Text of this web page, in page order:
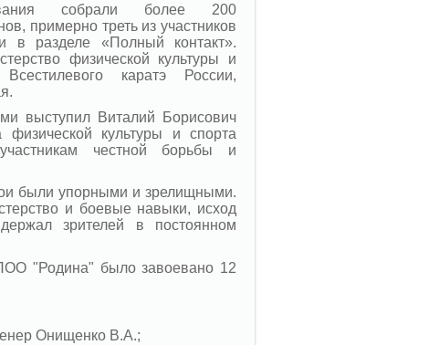
собрали более 200
примерно треть из участников
в разделе «Полный контакт».
физической культуры и
каратэ России,
выступил Виталий Борисович
культуры и спорта
честной борьбы и
были упорными и зрелищными.
и боевые навыки, исход
зрителей в постоянном
"Родина" было завоевано 12
Онищенко В.А.;